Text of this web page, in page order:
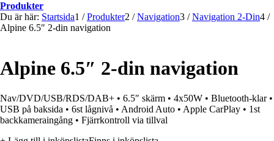
Produkter
Du är här: Startsida1 / Produkter2 / Navigation3 / Navigation 2-Din4 /
Alpine 6.5″ 2-din navigation
Alpine 6.5″ 2-din navigation
Nav/DVD/USB/RDS/DAB+ • 6.5″ skärm • 4x50W • Bluetooth-klar •
USB på baksida • 6st lågnivå • Android Auto • Apple CarPlay • 1st
backkameraingång • Fjärrkontroll via tillval